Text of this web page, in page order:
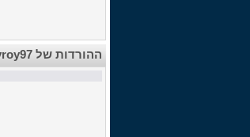
ההורדות של Royroy97